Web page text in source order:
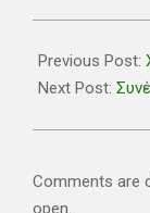
03-
13
Previous Post:
Next Post:
Comments are
open.